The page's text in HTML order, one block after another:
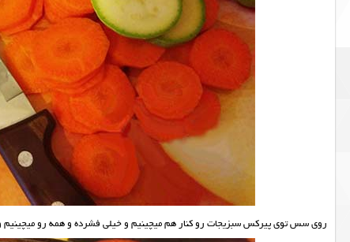
روی سس توی پیرکس سبزیجات رو کنار هم میچینیم و خیلی فشرده و همه رو